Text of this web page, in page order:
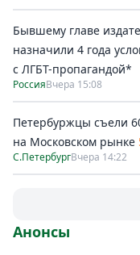
Бывшему главе
назначили 4 года
с ЛГБТ-пропагандой*
РоссияВчера 15:08
Петербуржцы съели
на Московском рынке
С.ПетербургВчера 14:22
Анонсы